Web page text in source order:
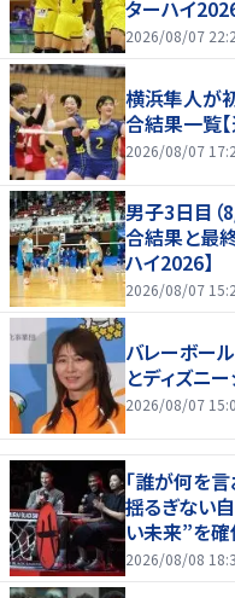
ターハイ2026
2026/08/07
横浜隼人が
合結果一覧
2026/08/07
男子3日目（
合結果と最
ハイ2026】
2026/08/07
バレーボー
とディズニ
2026/08/07
「誰が何を
揺るぎない
い未来”を
2026/08/08